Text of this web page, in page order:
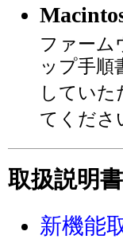
ファーム
ップ手順
してい
てくださ
取扱説明
新機能